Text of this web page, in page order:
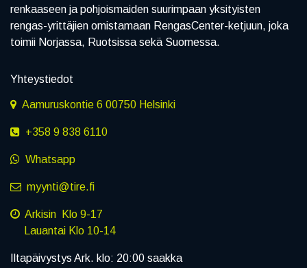
renkaaseen ja pohjoismaiden suurimpaan yksityisten
rengas-yrittäjien omistamaan RengasCenter-ketjuun, joka
toimii Norjassa, Ruotsissa sekä Suomessa.
Yhteystiedot
Aamuruskontie 6 00750 Helsinki
+358 9 838 6110
Whatsapp
myynti@tire.fi
Arkisin Klo 9-17
Lauantai Klo 10-14
Iltapäivystys Ark. klo: 20:00 saakka